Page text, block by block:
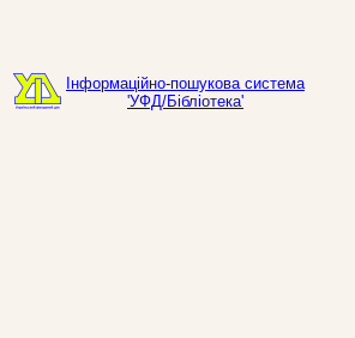
Інформаційно-пошукова система
'УФД/Бібліотека'